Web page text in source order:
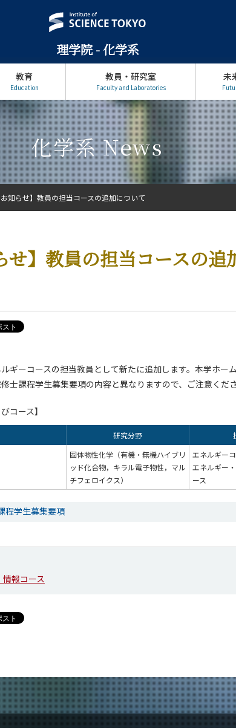
理学院 - 化学系
教育
Education
教員・研究室
Faculty and Laboratories
未
化学系 News
せ】教員の担当コースの追
ギーコースの担当教員として新たに追加します。本学ホー
士課程学生募集要項の内容と異なりますので、ご注意くださ
コース】
研究分野
固体物性化学（有機・無機ハイブリ
ッド化合物，キラル電子物性，マル
チフェロイクス）
エネルギー
エネルギー
ース
程学生募集要項
報コース
お知らせ】教員の担当コースの追加について